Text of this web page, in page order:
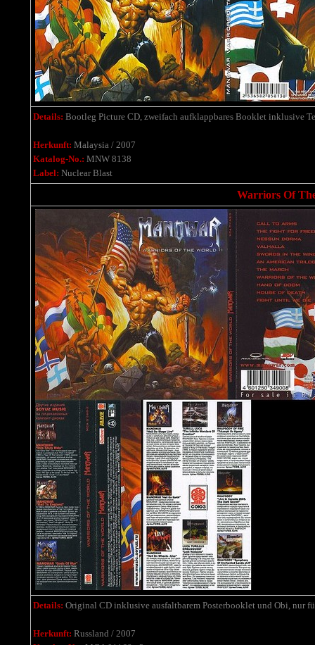
Details: Bootleg Picture CD, zweifach aufklappbares Booklet inklusive
Herkunft: Malaysia / 2007
Katalog-No.: MNW 8138
Label: Nuclear Blast
Warriors Of
Details: Original CD inklusive ausfaltbarem Posterbooklet und Obi, nur
Herkunft: Russland / 2007